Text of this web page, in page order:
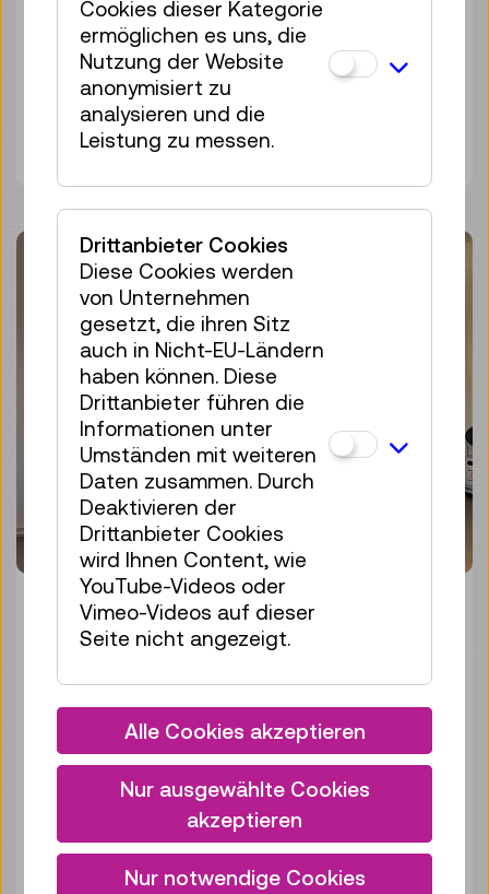
Schärding
VOM PRATER INS
MUSEUM UND WIEDER
ZURÜCK MIT
AUGMENTED REALITY
04. April 2025
Technisches Museum Wien
Cookies dieser Kategorie
ermöglichen es uns, die
Nutzung der Website
anonymisiert zu
analysieren und die
Leistung zu messen.
Drittanbieter Cookies
Diese Cookies werden
von Unternehmen
gesetzt, die ihren Sitz
auch in Nicht-EU-Ländern
haben können. Diese
Drittanbieter führen die
Informationen unter
Umständen mit weiteren
Daten zusammen. Durch
Deaktivieren der
Drittanbieter Cookies
wird Ihnen Content, wie
YouTube-Videos oder
Vimeo-Videos auf dieser
Seite nicht angezeigt.
Alle Cookies akzeptieren
Nur ausgewählte Cookies
akzeptieren
Nur notwendige Cookies